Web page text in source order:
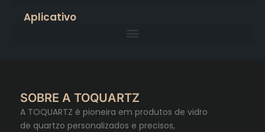
Aplicativo
SOBRE A TOQUARTZ
A TOQUARTZ é pioneira em produtos de vidro
de quartzo personalizados e precisos,